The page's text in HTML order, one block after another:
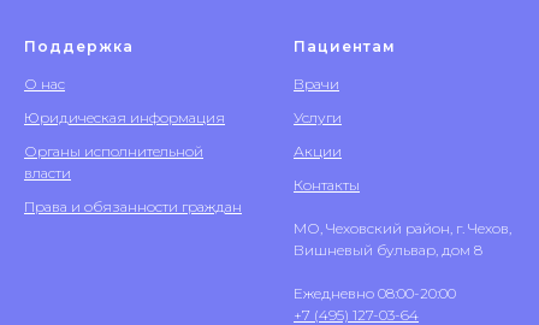
Поддержка
О нас
Юридическая информация
Органы исполнительной
власти
Права и обязанности граждан
Пациентам
Врачи
Услуги
Акции
Контакты
МО, Чеховский район, г. Чехов,
Вишневый бульвар, дом 8
Ежедневно 08:00-20:00
+7 (495) 127-03-64